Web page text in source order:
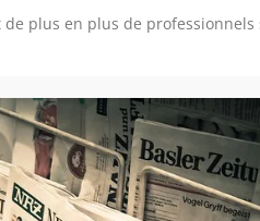
de plus en plus de